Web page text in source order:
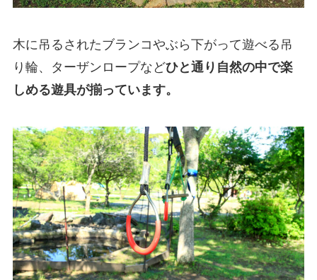
木に吊るされたブランコやぶら下がって遊べる吊
り輪、ターザンロープなどひと通り自然の中で楽
しめる遊具が揃っています。